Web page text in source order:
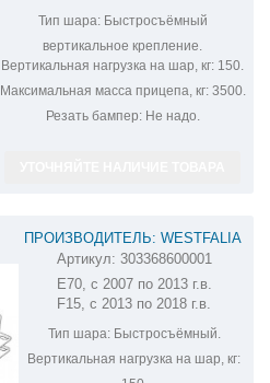
Тип шара:Быстросъёмный
вертикальное крепление.
Вертикальная нагрузка на шар, кг: 150.
Максимальная масса прицепа, кг:3500.
Резать бампер:Не надо.
ПРОИЗВОДИТЕЛЬ: WESTFALIA
ФАРКОП НА BMW X5 303368600001
Артикул: 303368600001
E70, с 2007 по 2013 г.в.
F15, с 2013 по 2018 г.в.
Тип шара:Быстросъёмный.
Вертикальная нагрузка на шар, кг: